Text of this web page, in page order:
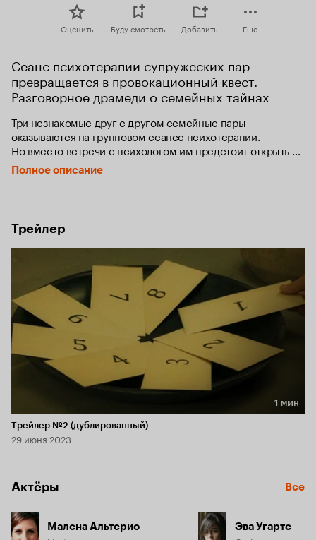
Оценить Буду смотреть Добавить Еще
Сеанс психотерапии супружеских пар
превращается в провокационный квест.
Разговорное драмеди о семейных тайнах
Три незнакомые друг с другом семейные пары
оказываются на групповом сеансе психотерапии.
Но вместо встречи с психологом им предстоит открыть
восемь конвертов с провокационными заданиями. Вечер
откровений о любви, ревности и сексе приводит
Полное описание
Трейлер
Длительность 1 мин
1 мин
Трейлер №2 (дублированный)
29 июня 2023
Актёры Все
Малена Альтерио Эва Угарте